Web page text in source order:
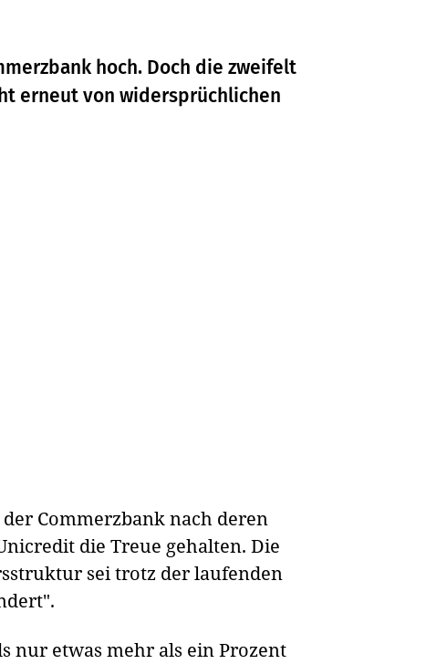
hoch. Doch die zweifelt
erneut von widersprüchlichen
Commerzbank nach deren
die Treue gehalten. Die
sei trotz der laufenden
nur etwas mehr als ein Prozent